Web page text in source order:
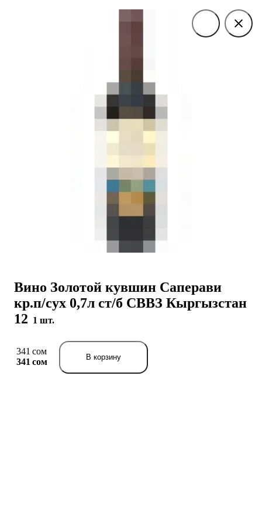
Вино Золотой кувшин Саперави
кр.п/сух 0,7л ст/б СВВЗ Кыргызстан
12 1 шт.
341 сом
341 сом
В корзину